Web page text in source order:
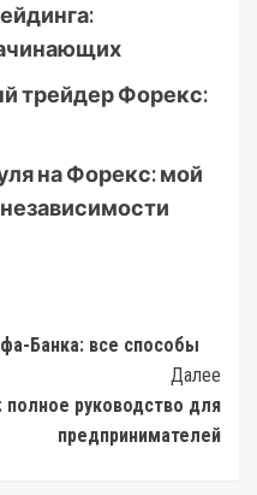
трейдер Форекс:
на Форекс: мой
Банка: все способы
Далее
полное руководство для
предпринимателей